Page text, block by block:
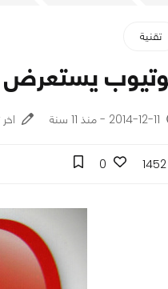
تقنية
يستعرض
2014-12-11 - منذ 11 سنة اخر
1452
0